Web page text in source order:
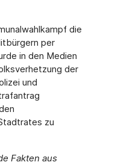
die
per
in den Medien
der
und
zu
Fakten aus